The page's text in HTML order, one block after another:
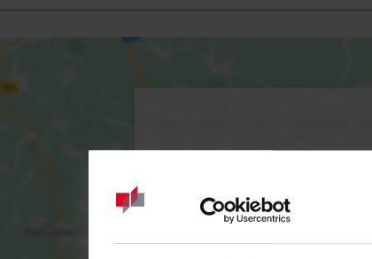
Dauerhaft